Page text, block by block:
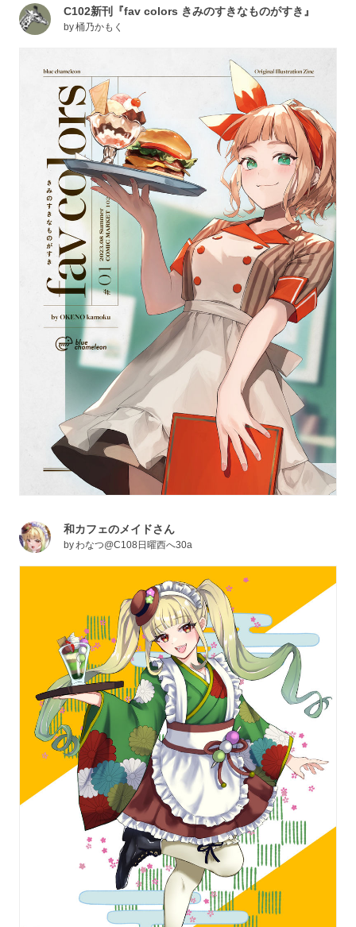
C102新刊『fav colors きみのすきなものがすき』
by桶乃かもく
和カフェのメイドさん
byわなつ@C108日曜西へ30a